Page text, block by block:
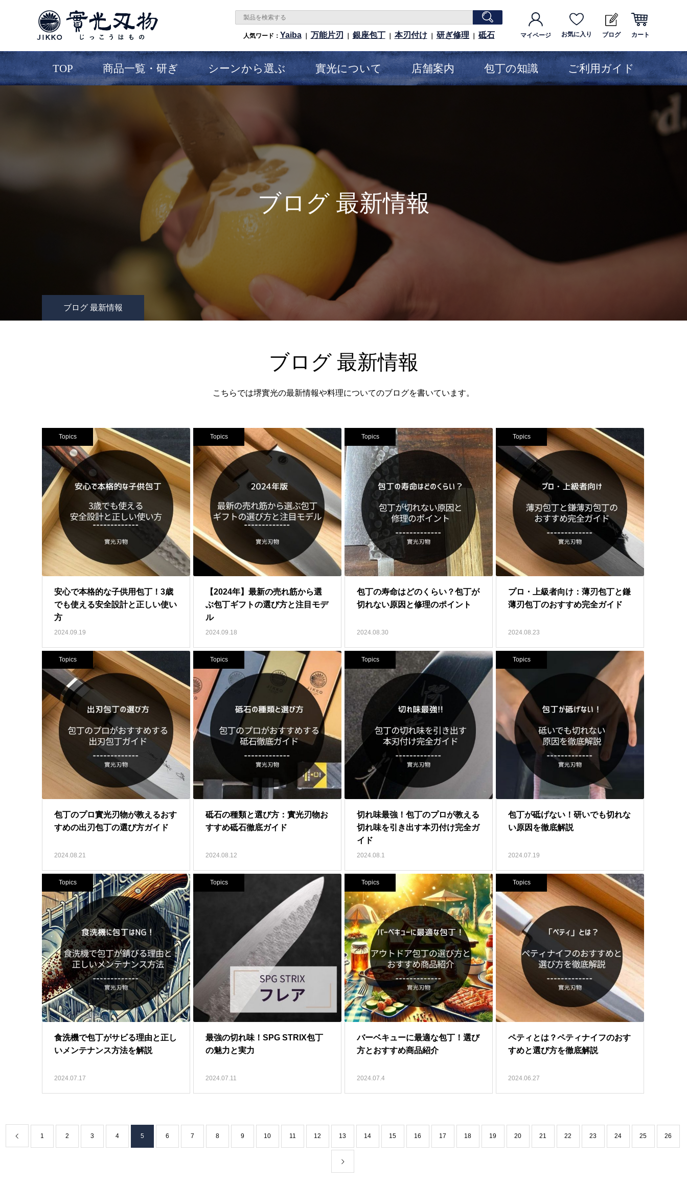
人気ワード： Yaiba｜ 万能片刃 銀座包丁 本刃付け｜ 研ぎ修理 砥石 マイページ お気に入り ブログ カート
TOP 商品一覧・研ぎ シーンから選ぶ 實光について 店舗案内 包丁の知識 ご利用ガイド
ブログ 最新情報
ブログ 最新情報
ブログ 最新情報
こちらでは堺實光の最新情報や料理についてのブログを書いています。
Topics
安心で本格的な子供用包丁！3歳
でも使える安全設計と正しい使い
方
2024.09.19
Topics
【2024年】最新の売れ筋から選
ぶ包丁ギフトの選び方と注目モデ
ル
2024.09.18
Topics
包丁の寿命はどのくらい？包丁が
切れない原因と修理のポイント
2024.08.30
Topics
プロ・上級者向け：薄刃包丁と鎌
薄刃包丁のおすすめ完全ガイド
2024.08.23
Topics
包丁のプロ實光刃物が教えるおす
すめの出刃包丁の選び方ガイド
2024.08.21
Topics
砥石の種類と選び方：實光刃物お
すすめ砥石徹底ガイド
2024.08.12
Topics
切れ味最強！包丁のプロが教える
切れ味を引き出す本刃付け完全ガ
イド
2024.08.1
Topics
包丁が砥げない！研いでも切れな
い原因を徹底解説
2024.07.19
Topics
食洗機で包丁がサビる理由と正し
いメンテナンス方法を解説
2024.07.17
Topics
最強の切れ味！SPG STRIX包丁
の魅力と実力
2024.07.11
Topics
バーベキューに最適な包丁！選び
方とおすすめ商品紹介
2024.07.4
Topics
ペティとは？ペティナイフのおす
すめと選び方を徹底解説
2024.06.27
1 2 3 4 5 6 7 8 9 10 11 12 13 14 15 16 17 18 19 20 21 22 23 24 25 26